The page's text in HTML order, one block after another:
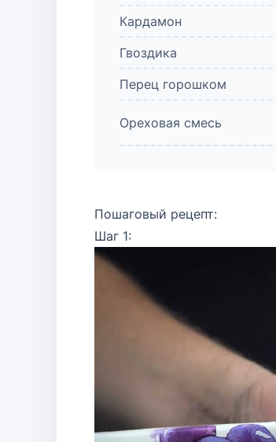
Кардамон
Гвоздика
Перец горошком
Ореховая смесь
Пошаговый рецепт:
Шаг 1: